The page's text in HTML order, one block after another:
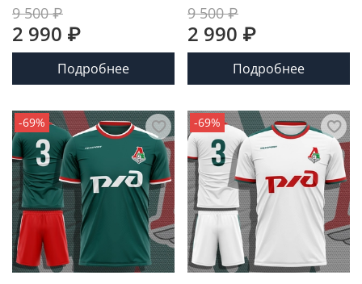
9 500 ₽
2 990 ₽
Подробнее
9 500 ₽
2 990 ₽
Подробнее
-69% -69%